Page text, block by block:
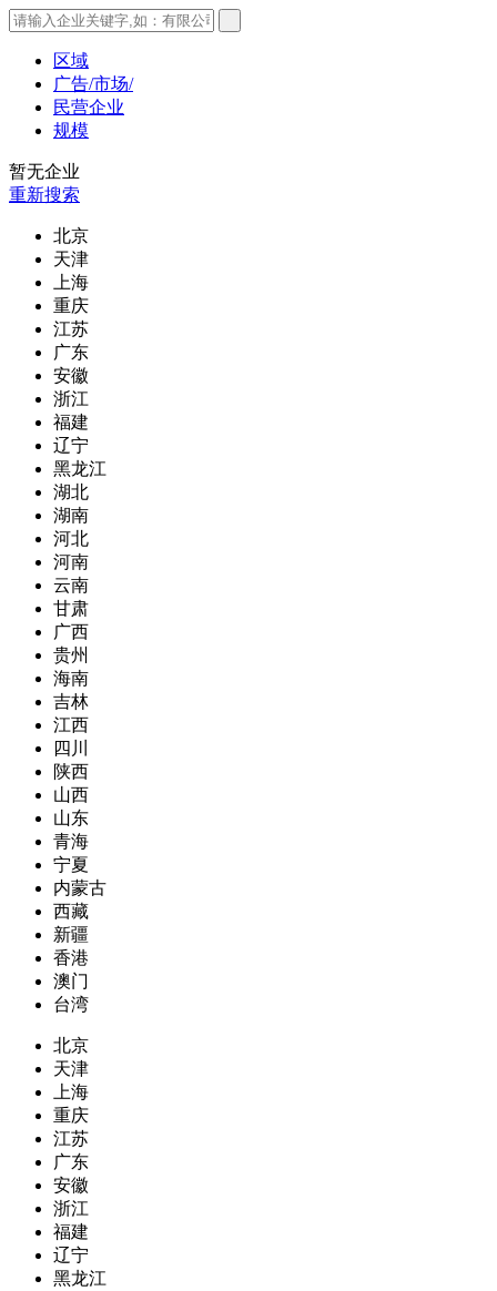
区域
广告/市场/
民营企业
规模
暂无企业
重新搜索
北京
天津
上海
重庆
江苏
广东
安徽
浙江
福建
辽宁
黑龙江
湖北
湖南
河北
河南
云南
甘肃
广西
贵州
海南
吉林
江西
四川
陕西
山西
山东
青海
宁夏
内蒙古
西藏
新疆
香港
澳门
台湾
北京
天津
上海
重庆
江苏
广东
安徽
浙江
福建
辽宁
黑龙江